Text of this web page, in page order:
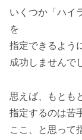
いくつか「ハイ
を
指定できるよう
成功しませんで
思えば、もとも
指定するのは苦
ここ、と思って